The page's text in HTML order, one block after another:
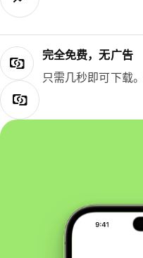
完全免费，无广告
只需几秒即可下载